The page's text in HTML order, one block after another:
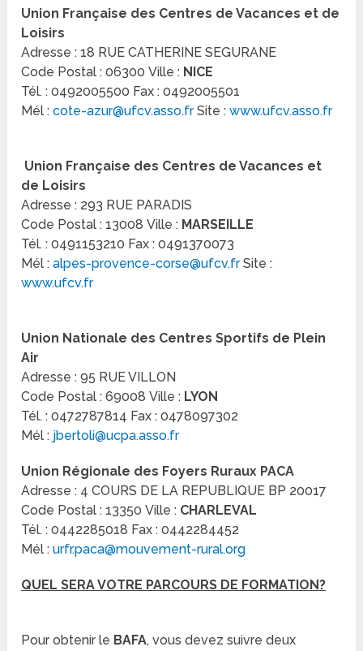
Union Française des Centres de Vacances et de
Loisirs
Adresse : 18 RUE CATHERINE SEGURANE
Code Postal : 06300 Ville : NICE
Tél. : 0492005500 Fax : 0492005501
Mél :cote-azur@ufcv.asso.frSite :www.ufcv.asso.fr
Union Française des Centres de Vacances et
de Loisirs
Adresse : 293 RUE PARADIS
Code Postal : 13008 Ville : MARSEILLE
Tél. : 0491153210 Fax : 0491370073
Mél :alpes-provence-corse@ufcv.frSite :
www.ufcv.fr
Union Nationale des Centres Sportifs de Plein
Air
Adresse : 95 RUE VILLON
Code Postal : 69008 Ville : LYON
Tél. : 0472787814 Fax : 0478097302
Mél : jbertoli@ucpa.asso.fr
Union Régionale des Foyers Ruraux PACA
Adresse : 4 COURS DE LA REPUBLIQUE BP 20017
Code Postal : 13350 Ville : CHARLEVAL
Tél. : 0442285018 Fax : 0442284452
Mél :urfr.paca@mouvement-rural.org
QUEL SERA VOTRE PARCOURS DE FORMATION?
Pour obtenir le BAFA, vous devez suivre deux